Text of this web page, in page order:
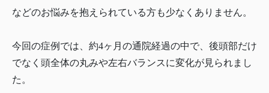
などのお悩みを抱えられている方も少なくありません。
今回の症例では、約4ヶ月の通院経過の中で、後頭部だけ
でなく頭全体の丸みや左右バランスに変化が見られまし
た。